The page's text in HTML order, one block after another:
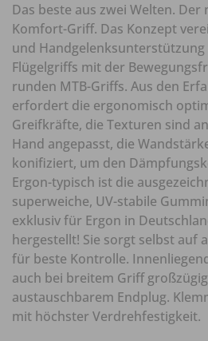
Das beste aus zwei Welten.
Komfort-Griff. Das Konzept
und
Flügelgriffs mit der
runden MTB-Griffs. Aus den
erfordert die ergonomisch
Greifkräfte, die Texturen sind
Hand angepasst, die
konifiziert, um den
Ergon-typisch ist die
superweiche, UV-stabile
exklusiv für Ergon in
hergestellt! Sie sorgt selbst auf
für beste Kontrolle.
auch bei breitem Griff
austauschbarem Endplug.
mit höchster Verdrehfestigkeit.